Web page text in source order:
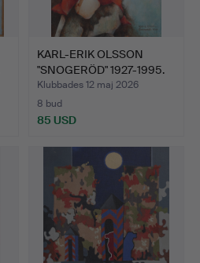
KARL-ERIK OLSSON
"SNOGERÖD" 1927-1995.
OLJ…
Klubbades 12 maj 2026
8 bud
85 USD